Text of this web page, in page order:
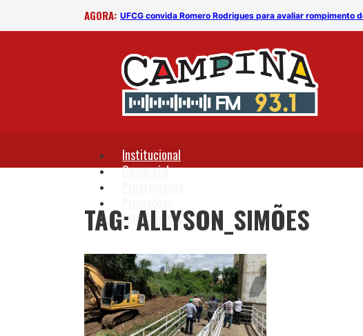
AGORA: UFCG convida Romero Rodrigues para avaliar rompimento
Institucional
Comercial
Fale Conosco
TAG: ALLYSON_SIMÕES